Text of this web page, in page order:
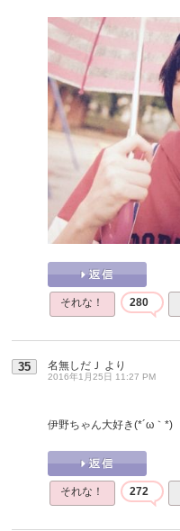
それな！ 280
35 名無しだＪ より
2016年1月25日 11:27 PM
伊野ちゃん大好き(*´ω｀*)
それな！ 272